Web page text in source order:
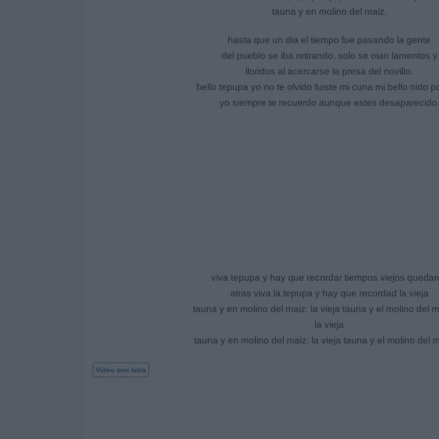
tauna y en molino del maiz.
hasta que un dia el tiempo fue pasando la gente
del pueblo se iba retirando, solo se oian lamentos y
lloridos al acercarse la presa del novillo.
bello tepupa yo no te olvido fuiste mi cuna mi bello nido
yo siempre te recuerdo aunque estes desaparecido.
viva tepupa y hay que recordar tiempos viejos
atras viva la tepupa y hay que recordad la vieja
tauna y en molino del maiz. la vieja tauna y el molino del
la vieja
tauna y en molino del maiz. la vieja tauna y el molino del
Vídeo con letra